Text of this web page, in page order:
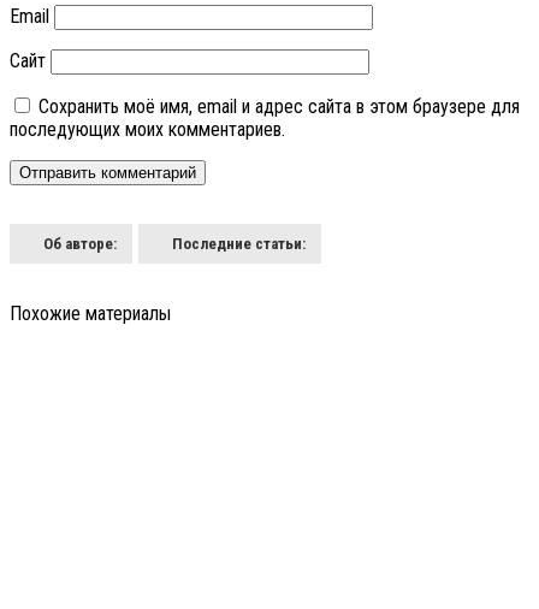
Email
Сайт
Сохранить моё имя, email и адрес сайта в этом браузере для
последующих моих комментариев.
Об авторе: Последние статьи:
Похожие материалы